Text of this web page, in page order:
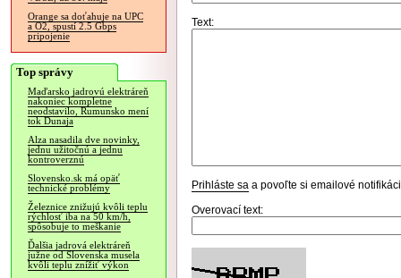
Orange sa doťahuje na UPC
a O2, spustí 2.5 Gbps
pripojenie
Top správy
Maďarsko jadrovú elektráreň
nakoniec kompletne
neodstavilo, Rumunsko mení
tok Dunaja
Alza nasadila dve novinky,
jednu užitočnú a jednu
kontroverznú
Slovensko.sk má opäť
technické problémy
Železnice znižujú kvôli teplu
rýchlosť iba na 50 km/h,
spôsobuje to meškanie
Ďalšia jadrová elektráreň
južne od Slovenska musela
kvôli teplu znížiť výkon
Text:
Prihláste sa a povoľte si emailové
Overovací text: